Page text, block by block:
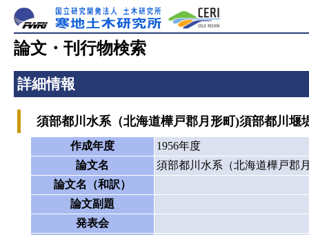
論文・刊行物検索
詳細情報
須部都川水系（北海道樺戸郡月形町)須部都川堰
作成年度
1956年度
論文名
須部都川水系（北海道樺戸郡
論文名（和訳）
論文副題
発表会